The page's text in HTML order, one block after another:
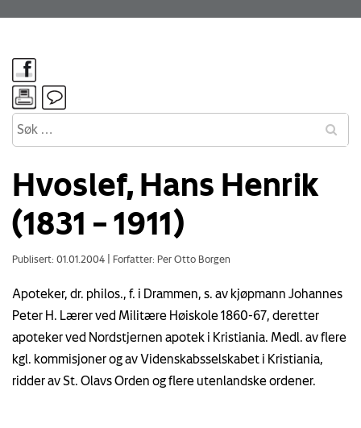
Hvoslef, Hans Henrik
(1831 – 1911)
Publisert: 01.01.2004 Forfatter: Per Otto Borgen
Apoteker, dr. philos., f. i Drammen, s. av kjøpmann Johannes
Peter H. Lærer ved Militære Høiskole 1860-67, deretter
apoteker ved Nordstjernen apotek i Kristiania. Medl. av flere
kgl. kommisjoner og av Videnskabsselskabet i Kristiania,
ridder av St. Olavs Orden og flere utenlandske ordener.